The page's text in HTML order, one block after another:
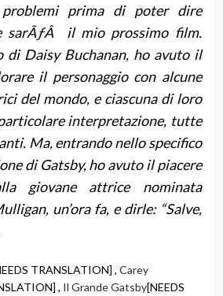
problemi prima di poter dire
sarÃƒÂ il mio prossimo film.
di Daisy Buchanan, ho avuto il
il personaggio con alcune
del mondo, e ciascuna di loro
interpretazione, tutte
Ma, entrando nello specifico
di Gatsby, ho avuto il piacere
giovane attrice nominata
un’ora fa, e dirle: “Salve,
TRANSLATION] , Carey
, Il Grande Gatsby[NEEDS